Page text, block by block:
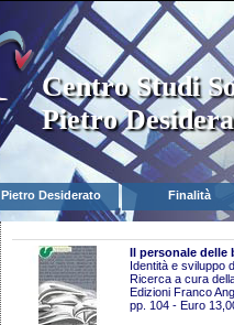
Centro Studi
Pietro
Pietro Desiderato Finalità
Il personale delle
Identità e sviluppo
Ricerca a cura
Edizioni Franco
pp. 104 - Euro